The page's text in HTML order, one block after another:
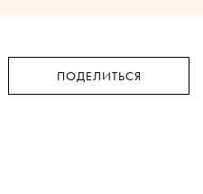
ПОДЕЛИТЬСЯ